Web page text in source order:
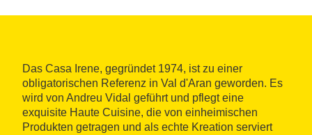
Das Casa Irene, gegründet 1974, ist zu einer
obligatorischen Referenz in Val d'Aran geworden. Es
wird von Andreu Vidal geführt und pflegt eine
exquisite Haute Cuisine, die von einheimischen
Produkten getragen und als echte Kreation serviert